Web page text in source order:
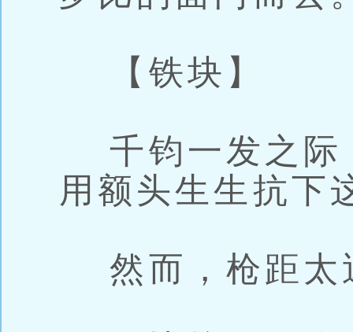
【铁块】
千钧一发之际
用额头生生抗下
然而，枪距太